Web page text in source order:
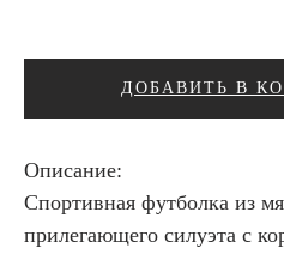
ДОБАВИТЬ В
Описание:
Спортивная футболка из
прилегающего силуэта с